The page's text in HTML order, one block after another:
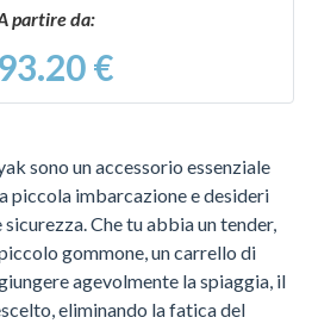
partire da:
€
sono un accessorio essenziale
piccola imbarcazione e desideri
Che tu abbia un tender,
gommone, un carrello di
agevolmente la spiaggia, il
eliminando la fatica del